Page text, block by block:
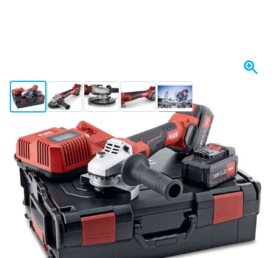
View larger imageView larger imageView larger imageView larger imageView larger image
+3
Spedito oggi
567, 30€ incl. IVA
Quantità
Aggiungi al Carrello
Ordina entro le 23:59,
spedito oggi
Spedizione gratuitada 150,- €